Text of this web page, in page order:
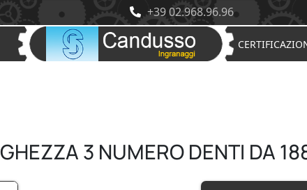
+39 02.968.96.96
3 NUMERO DENTI DA